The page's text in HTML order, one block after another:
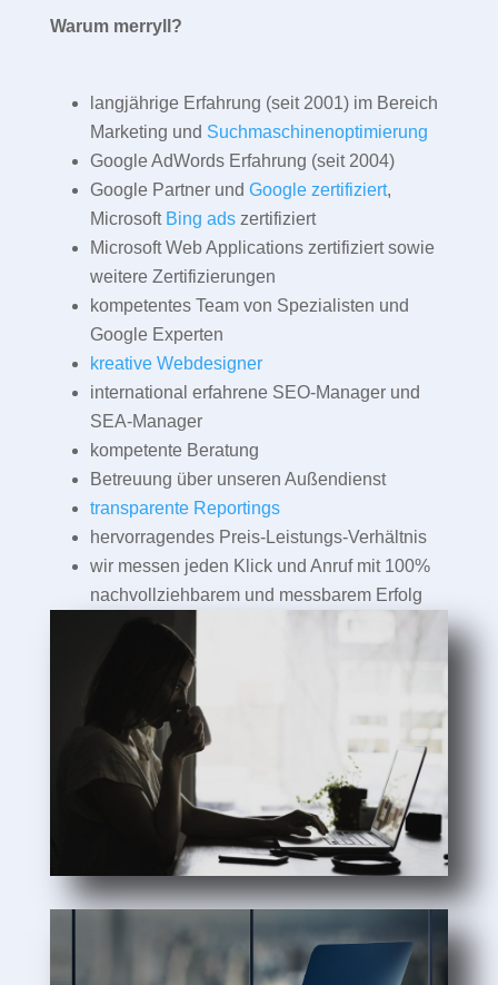
Warum merryll?
langjährige Erfahrung (seit 2001) im Bereich
Marketing und Suchmaschinenoptimierung
Google AdWords Erfahrung (seit 2004)
Google Partner und Google zertifiziert,
Microsoft Bing adszertifiziert
Microsoft Web Applications zertifiziert sowie
weitere Zertifizierungen
kompetentes Team von Spezialisten und
Google Experten
kreative Webdesigner
international erfahrene SEO-Manager und
SEA-Manager
kompetente Beratung
Betreuung über unseren Außendienst
transparente Reportings
hervorragendes Preis-Leistungs-Verhältnis
wir messen jeden Klick und Anruf mit 100%
nachvollziehbarem und messbarem Erfolg